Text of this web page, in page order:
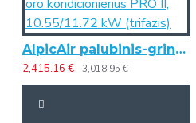
AlpicAir palubinis-grindinis oro kondicionierius PRO II, 10.55/11.72 kW (trifazis)
2,415.16 € 3,018.95 €